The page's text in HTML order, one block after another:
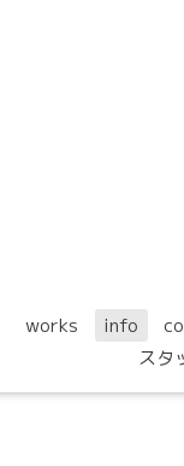
works info
スタ